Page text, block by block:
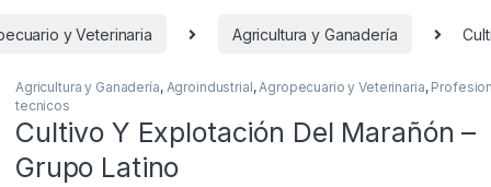
y Veterinaria Agricultura y Ganadería
Agricultura y Ganadería, Agroindustrial,Agropecuario y Veterinaria,
tecnicos
Cultivo Y Explotación Del Marañón –
Grupo Latino